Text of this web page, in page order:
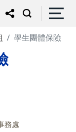
學生團體保險
務處